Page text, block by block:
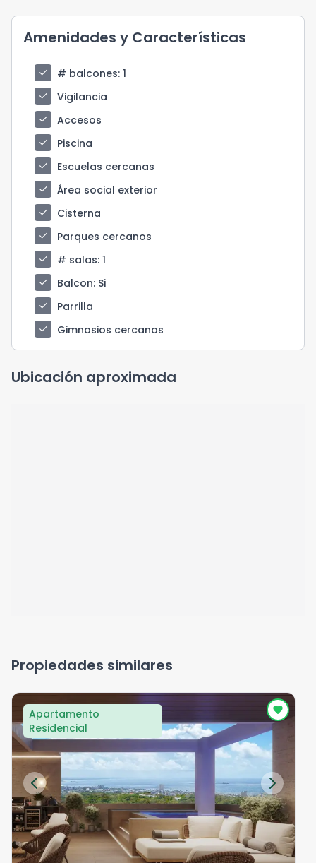
Amenidades y Características
check # balcones: 1
check
Vigilancia
check
Accesos
check
Piscina
check
Escuelas cercanas
check
Área social exterior
check
Cisterna
check
Parques cercanos
check
# salas: 1
check
Balcon: Si
check
Parrilla
check
Gimnasios cercanos
Ubicación aproximada
Propiedades similares
Apartamento
Residencial